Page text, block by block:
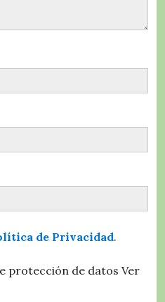
de Privacidad.
protección de datos Ver